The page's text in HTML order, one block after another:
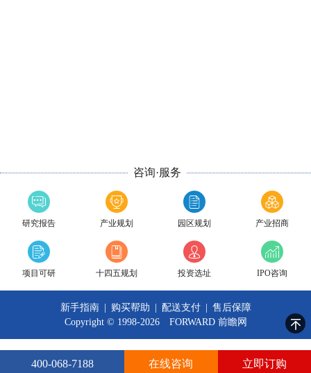
400-068-7188 在线咨询 立即订购
咨询·服务
研究报告 产业规划 园区规划 产业招商
项目可研 十四五规划 投资选址 IPO咨询
新手指南 购买帮助 配送支付
售后保障
Copyright © 1998-2026 FORWARD 前瞻网